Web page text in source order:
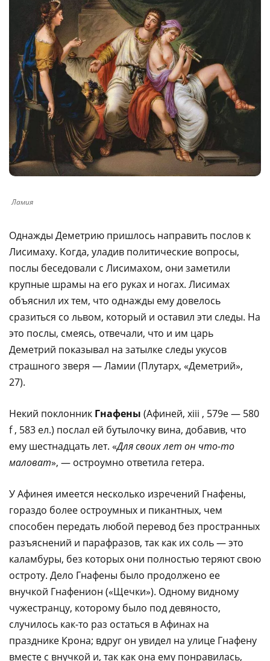
Ламия
Однажды Деметрию пришлось направить послов к
Лисимаху. Когда, уладив политические вопросы,
послы беседовали с Лисимахом, они заметили
крупные шрамы на его руках и ногах. Лисимах
объяснил их тем, что однажды ему довелось
сразиться со львом, который и оставил эти следы. На
это послы, смеясь, отвечали, что и им царь
Деметрий показывал на затылке следы укусов
страшного зверя — Ламии (Плутарх, «Деметрий»,
27).
Некий поклонник Гнафены (Афиней, xiii , 579е — 580
f , 583 ел.) послал ей бутылочку вина, добавив, что
ему шестнадцать лет. «Для своих лет он что-то
маловат», — остроумно ответила гетера.
У Афинея имеется несколько изречений Гнафены,
гораздо более остроумных и пикантных, чем
способен передать любой перевод без пространных
разъяснений и парафразов, так как их соль — это
каламбуры, без которых они полностью теряют свою
остроту. Дело Гнафены было продолжено ее
внучкой Гнафенион («Щечки»). Одному видному
чужестранцу, которому было под девяносто,
случилось как-то раз остаться в Афинах на
празднике Крона; вдруг он увидел на улице Гнафену
вместе с внучкой и, так как она ему понравилась,